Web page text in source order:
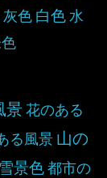
灰色 白色 水
景 花のある
る風景 山の
雪景色 都市の